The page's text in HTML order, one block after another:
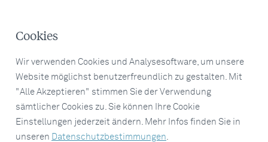
Cookies
Wir verwenden Cookies und Analysesoftware, um unsere
Website möglichst benutzerfreundlich zu gestalten. Mit
"Alle Akzeptieren" stimmen Sie der Verwendung
sämtlicher Cookies zu. Sie können Ihre Cookie
Einstellungen jederzeit ändern. Mehr Infos finden Sie in
unseren Datenschutzbestimmungen.